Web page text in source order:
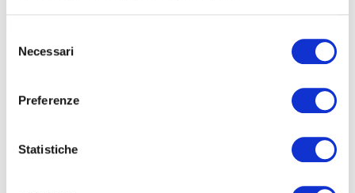
delNecessari
Preferenze
Statistiche
di Tenno: un lento muoversi tra spiagge, olivaie e montagne.